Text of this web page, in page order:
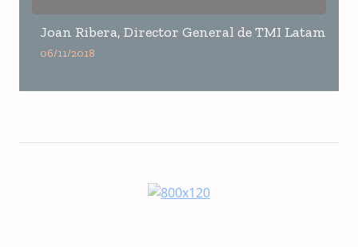
Joan Ribera, Director General de TMI Latam
06/11/2018